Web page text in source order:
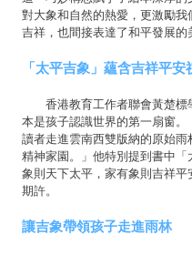
對大象和自然的熱愛，更激勵
吉祥，也間接表達了和平發展的
「太平吉象」蘊含吉祥平安
香港教育工作者聯會黃楚
本是孩子認識世界的第一扇窗
讀者走進雲南西雙版納的原始
精神家園。」他特別提到書中
象則天下太平，家有象則吉祥
期許。
讓吉象帶領孩子走進雨林